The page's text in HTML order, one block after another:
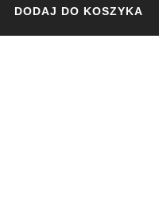
DODAJ DO KOSZYKA